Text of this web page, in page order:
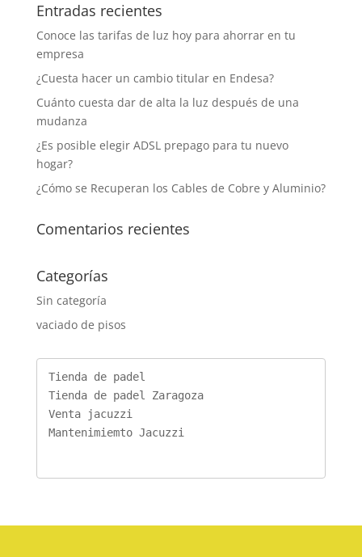
Entradas recientes
Conoce las tarifas de luz hoy para ahorrar en tu
empresa
¿Cuesta hacer un cambio titular en Endesa?
Cuánto cuesta dar de alta la luz después de una
mudanza
¿Es posible elegir ADSL prepago para tu nuevo
hogar?
¿Cómo se Recuperan los Cables de Cobre y Aluminio?
Comentarios recientes
Categorías
Sin categoría
vaciado de pisos
Tienda de padel
Tienda de padel Zaragoza
Venta jacuzzi
Mantenimiemto Jacuzzi